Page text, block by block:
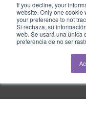
If you decline, your
website. Only one cookie
your preference to not
Si rechaza, su
web. Se usará una única
preferencia de no ser